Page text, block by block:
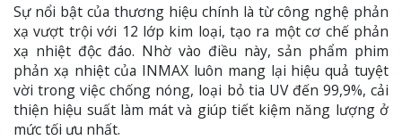
Sự nổi bật của thương hiệu chính là từ công nghệ phản
xạ vượt trội với 12 lớp kim loại, tạo ra một cơ chế phản
xạ nhiệt độc đáo. Nhờ vào điều này, sản phẩm phim
phản xạ nhiệt của INMAX luôn mang lại hiệu quả tuyệt
vời trong việc chống nóng, loại bỏ tia UV đến 99,9%, cải
thiện hiệu suất làm mát và giúp tiết kiệm năng lượng ở
mức tối ưu nhất.